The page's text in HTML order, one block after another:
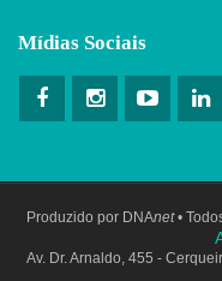
Mídias Sociais
Produzido por DNAnet•
Av. Dr. Arnaldo, 455 -